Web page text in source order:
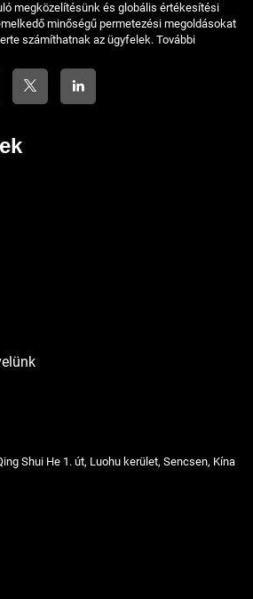
megközelítésünk és globális értékesítési
minőségű permetezési megoldásokat
számíthatnak az ügyfelek. További
Shui He 1. út, Luohu kerület, Sencsen, Kína